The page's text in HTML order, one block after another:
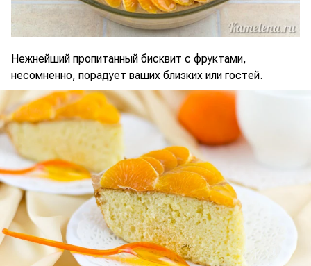
Нежнейший пропитанный бисквит с фруктами,
несомненно, порадует ваших близких или гостей.